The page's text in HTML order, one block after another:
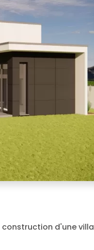
construction d'une villa